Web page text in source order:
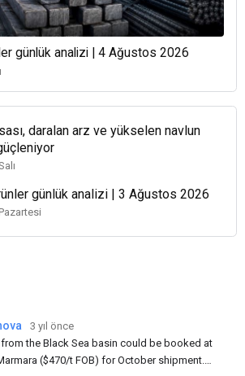
günlük analizi | 4 Ağustos 2026
daralan arz ve yükselen navlun
günlük analizi | 3 Ağustos 2026
3 yıl önce
from the Black Sea basin could be booked at
($470/t FOB) for October shipment.